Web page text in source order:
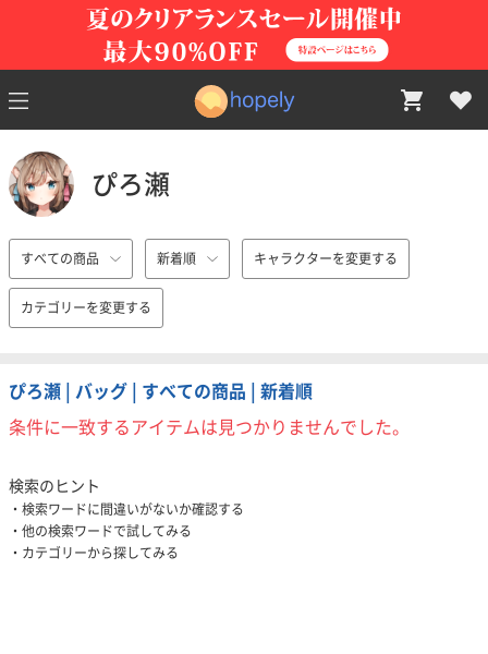
ぴろ瀬
すべての商品 新着順 キャラクターを変更する
カテゴリーを変更する
ぴろ瀬 | バッグ | すべての商品 | 新着順
条件に一致するアイテムは見つかりませんでした。
検索のヒント
検索ワードに間違いがないか確認する
他の検索ワードで試してみる
カテゴリーから探してみる